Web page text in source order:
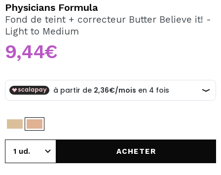
En créant un compte sur Maquibeauty.fr vous pourrez
effectuer vos achats rapidement, vérifier l'état de vos
Physicians Formula
Fond de teint + correcteur Butter Believe it! -
Light to Medium
9,44€
ACHETER